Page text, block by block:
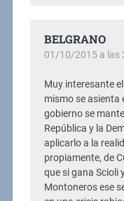
BELGRANO
01/10/2015 a las
Muy interesante
mismo se asienta
gobierno se
República y la
aplicarlo a la
propiamente, de
que si gana Scioli
Montoneros ese